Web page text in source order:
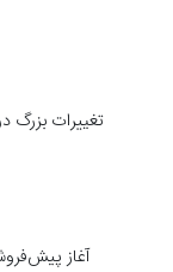
تغییرات بزرگ
آغاز